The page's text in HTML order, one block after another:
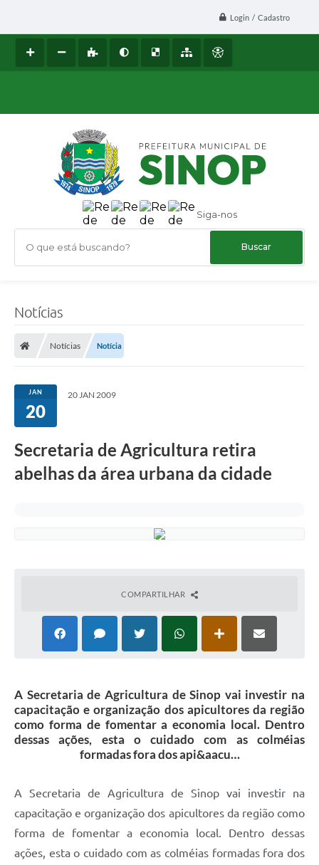
Login / Cadastro
Siga-nos
O que está buscando?
Notícias
Notícias Notícia
JAN
20
20 JAN 2009
Secretaria de Agricultura retira
abelhas da área urbana da cidade
COMPARTILHAR
A Secretaria de Agricultura de Sinop vai investir na
capacitação e organização dos apicultores da região
como forma de fomentar a economia local. Dentro
dessas ações, esta o cuidado com as colméias
formadas fora dos api&aacu…
A Secretaria de Agricultura de Sinop vai investir na
capacitação e organização dos apicultores da região como
forma de fomentar a economia local. Dentro dessas
ações, esta o cuidado com as colméias formadas fora dos